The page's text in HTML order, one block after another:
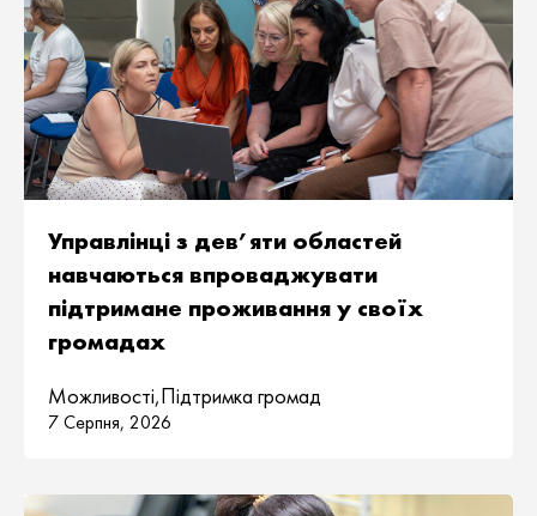
Управлінці з дев’яти областей
навчаються впроваджувати
підтримане проживання у своїх
громадах
Можливості,Підтримка громад
7 Серпня, 2026